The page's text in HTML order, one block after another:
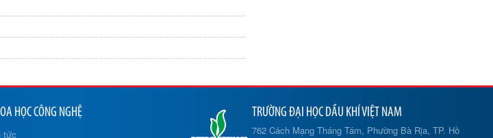
HỌC CÔNG NGHỆ
tức
TRƯỜNG ĐẠI HỌC DẦU KHÍ VIỆT NAM
762 Cách Mạng Tháng Tám, Phường Bà Rịa, TP. Hồ